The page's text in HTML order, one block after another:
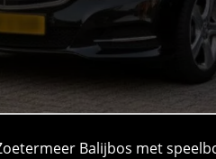
Balijbos met